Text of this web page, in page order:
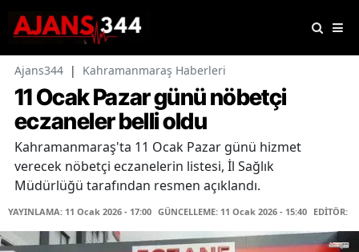
Ajans344 | Kahramanmaraş Haberleri
11 Ocak Pazar günü nöbetçi
eczaneler belli oldu
Kahramanmaraş'ta 11 Ocak Pazar günü hizmet
verecek nöbetçi eczanelerin listesi, İl Sağlık
Müdürlüğü tarafından resmen açıklandı.
YAYINLAMA: 11 Ocak 2026 - 17:00 GÜNCELLEME: 11 Ocak 2026 - 15:40 EDİTÖR: